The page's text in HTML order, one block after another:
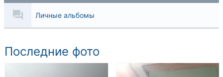
Личные альбомы
Последние фото